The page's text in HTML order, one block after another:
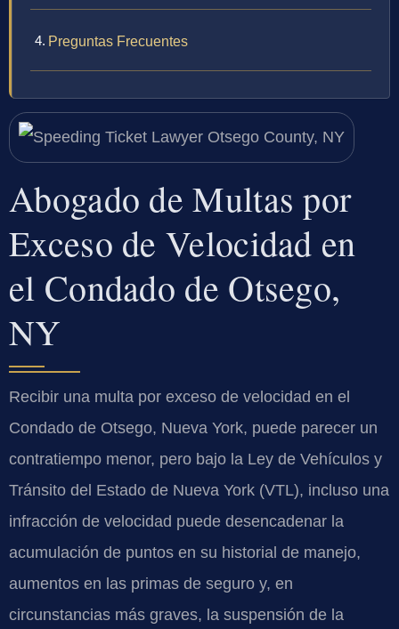
Preguntas Frecuentes
Abogado de Multas por
Exceso de Velocidad en
el Condado de Otsego,
NY
Recibir una multa por exceso de velocidad en el
Condado de Otsego, Nueva York, puede parecer un
contratiempo menor, pero bajo la Ley de Vehículos y
Tránsito del Estado de Nueva York (VTL), incluso una
infracción de velocidad puede desencadenar la
acumulación de puntos en su historial de manejo,
aumentos en las primas de seguro y, en
circunstancias más graves, la suspensión de la